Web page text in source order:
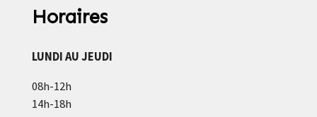
Horaires
LUNDI AU JEUDI
08h-12h
14h-18h